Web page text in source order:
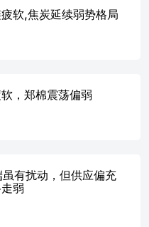
度相对薄弱。供应端，大型生
虽行业面临较高生产成本压
产现象，但国内双胶纸总产量
，双胶纸当前供需基本面偏
及关注点：宏观情绪 双胶纸
版、复制或传播此报告的全部
刊发，须注明出处为苏豪弘业
弘业期货股份有限公司及其
软,焦炭延续弱势格局
，郑棉震荡偏弱
有扰动，但供应偏充
弱